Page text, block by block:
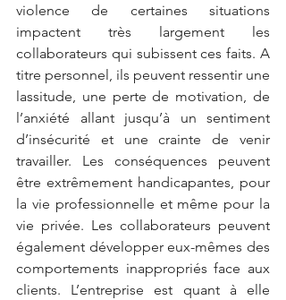
violence de certaines situations
impactent très largement les
collaborateurs qui subissent ces faits. A
titre personnel, ils peuvent ressentir une
lassitude, une perte de motivation, de
l’anxiété allant jusqu’à un sentiment
d’insécurité et une crainte de venir
travailler. Les conséquences peuvent
être extrêmement handicapantes, pour
la vie professionnelle et même pour la
vie privée. Les collaborateurs peuvent
également développer eux-mêmes des
comportements inappropriés face aux
clients. L’entreprise est quant à elle